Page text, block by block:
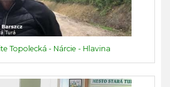
Topolecká - Nárcie - Hlavina